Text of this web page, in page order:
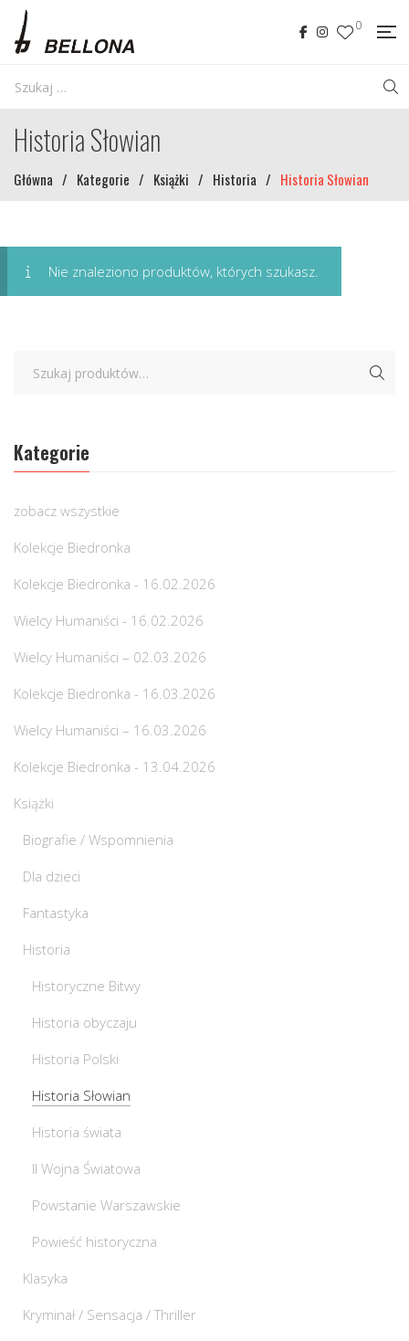
0
Historia Słowian
Główna / Kategorie / Książki / Historia / Historia Słowian
Nie znaleziono produktów, których szukasz.
Kategorie
zobacz wszystkie
Kolekcje Biedronka
Kolekcje Biedronka - 16.02.2026
Wielcy Humaniści - 16.02.2026
Wielcy Humaniści – 02.03.2026
Kolekcje Biedronka - 16.03.2026
Wielcy Humaniści – 16.03.2026
Kolekcje Biedronka - 13.04.2026
Książki
Biografie / Wspomnienia
Dla dzieci
Fantastyka
Historia
Historyczne Bitwy
Historia obyczaju
Historia Polski
Historia Słowian
Historia świata
II Wojna Światowa
Powstanie Warszawskie
Powieść historyczna
Klasyka
Kryminał / Sensacja / Thriller